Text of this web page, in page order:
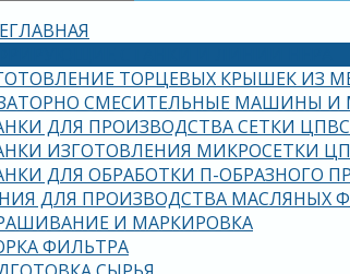
ГЛАВНАЯ
ТОРЦЕВЫХ КРЫШЕК ИЗ
СМЕСИТЕЛЬНЫЕ МАШИНЫ И
ДЛЯ ПРОИЗВОДСТВА СЕТКИ
ИЗГОТОВЛЕНИЯ МИКРОСЕТКИ
ДЛЯ ОБРАБОТКИ П-ОБРАЗНОГО
ДЛЯ ПРОИЗВОДСТВА МАСЛЯНЫХ
И МАРКИРОВКА
ФИЛЬТРА